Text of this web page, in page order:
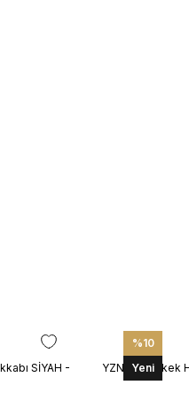
SİYAH -
%10
Yeni
YZN1023 Erkek